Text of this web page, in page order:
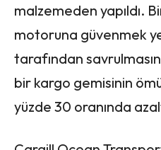
malzemeden yapıldı.
motoruna güvenmek
tarafından
bir kargo gemisinin
yüzde 30 oranında